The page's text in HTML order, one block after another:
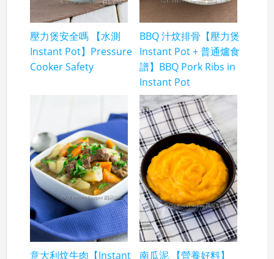
壓力煲安全嗎 【水測
Instant Pot】Pressure
Cooker Safety
BBQ 汁炆排骨【壓力煲
Instant Pot + 普通爐食
譜】BBQ Pork Ribs in
Instant Pot
意大利炆牛肉【Instant
南瓜泥 【營養好料】